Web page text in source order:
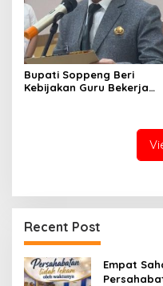
Bupati Soppeng Beri
Kebijakan Guru Bekerja
Recent Post
Empat